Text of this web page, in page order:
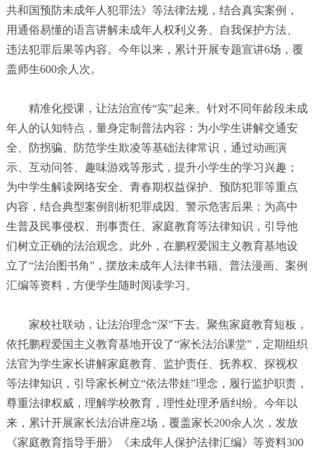
共和国预防未成年人犯罪法》等法律法规，结合真实案例，
用通俗易懂的语言讲解未成年人权利义务、自我保护方法、
违法犯罪后果等内容。今年以来，累计开展专题宣讲6场，覆
盖师生600余人次。
精准化授课，让法治宣传“实”起来。针对不同年龄段未成
年人的认知特点，量身定制普法内容：为小学生讲解交通安
全、防拐骗、防范学生欺凌等基础法律常识，通过动画演
示、互动问答、趣味游戏等形式，提升小学生的学习兴趣；
为中学生解读网络安全、青春期权益保护、预防犯罪等重点
内容，结合典型案例剖析犯罪成因、警示危害后果；为高中
生普及民事侵权、刑事责任、家庭教育等法律知识，引导他
们树立正确的法治观念。此外，在鹏程爱国主义教育基地设
立了“法治图书角”，摆放未成年人法律书籍、普法漫画、案例
汇编等资料，方便学生随时阅读学习。
家校社联动，让法治理念“深”下去。聚焦家庭教育短板，
依托鹏程爱国主义教育基地开设了“家长法治课堂”，定期组织
法官为学生家长讲解家庭教育、监护责任、抚养权、探视权
等法律知识，引导家长树立“依法带娃”理念，履行监护职责，
尊重法律权威，理解学校教育，理性处理矛盾纠纷。今年以
来，累计开展家长法治讲座2场，覆盖家长200余人次，发放
《家庭教育指导手册》《未成年人保护法律汇编》等资料300